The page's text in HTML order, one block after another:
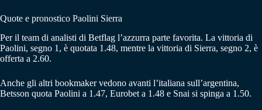
Quote e pronostico Paolini Sierra
Per il team di analisti di Betflag l’azzurra parte favorita. La vittoria di
Paolini, segno 1, è quotata 1.48, mentre la vittoria di Sierra, segno 2, è
offerta a 2.60.
Anche gli altri bookmaker vedono avanti l’italiana sull’argentina,
Betsson quota Paolini a 1.47, Eurobet a 1.48 e Snai si spinga a 1.50.